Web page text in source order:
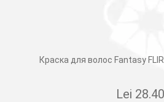
Краска для волос Fantasy
Lei 28.40